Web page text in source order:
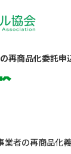
再商品化委託申
業者の再商品化